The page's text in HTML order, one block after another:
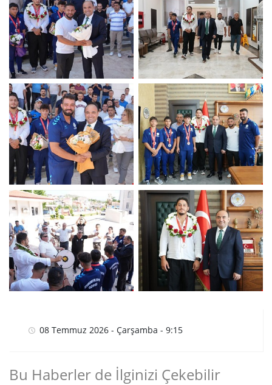
08 Temmuz 2026 - Çarşamba - 9:15
Bu Haberler de İlginizi Çekebilir